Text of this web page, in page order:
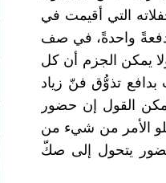
التي أقيمت في
دفعةً واحدةً، في صف
يمكن الجزم أن كل
تذوُّق فنّ زياد
القول إن حضور
الأمر من شيء من
يتحول إلى صكّ